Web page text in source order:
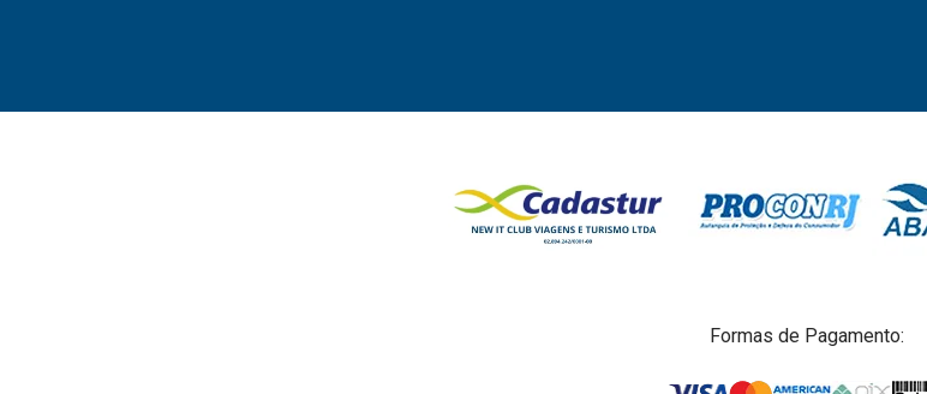
Formas de Pagamento: